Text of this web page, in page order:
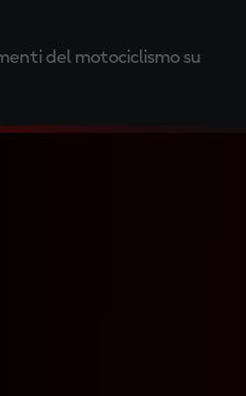
del motociclismo su